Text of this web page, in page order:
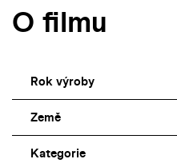
O filmu
Rok výroby
Země
Kategorie